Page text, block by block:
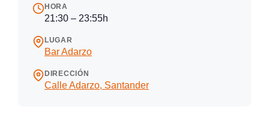
HORA
21:30 – 23:55h
LUGAR
Bar Adarzo
DIRECCIÓN
Calle Adarzo, Santander